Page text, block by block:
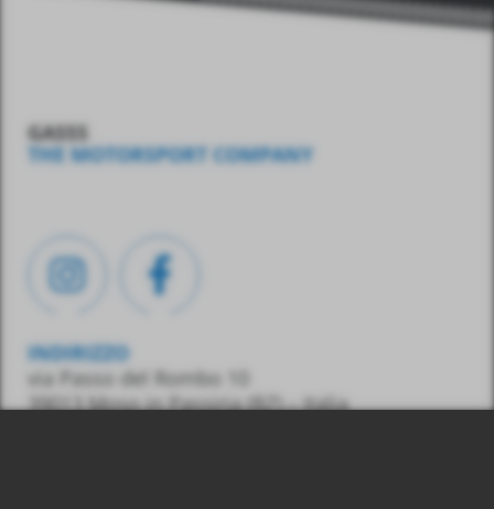
GASSS
THE MOTORSPORT COMPANY
INDIRIZZO
via Passo del Rombo 10
39013 Moso in Passiria (BZ) – Italia